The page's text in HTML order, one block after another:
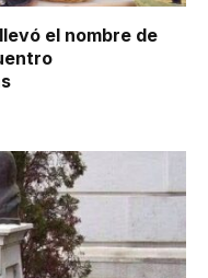
el nombre de